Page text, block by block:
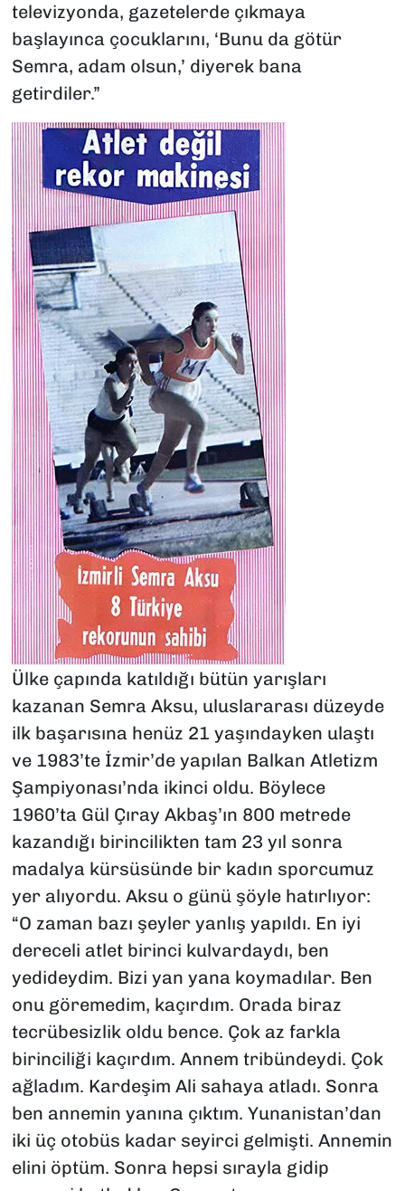
televizyonda, gazetelerde çıkmaya
başlayınca çocuklarını, ‘Bunu da götür
Semra, adam olsun,’ diyerek bana
getirdiler.”
Ülke çapında katıldığı bütün yarışları
kazanan Semra Aksu, uluslararası düzeyde
ilk başarısına henüz 21 yaşındayken ulaştı
ve 1983’te İzmir’de yapılan Balkan Atletizm
Şampiyonası’nda ikinci oldu. Böylece
1960’ta Gül Çıray Akbaş’ın 800 metrede
kazandığı birincilikten tam 23 yıl sonra
madalya kürsüsünde bir kadın sporcumuz
yer alıyordu. Aksu o günü şöyle hatırlıyor:
“O zaman bazı şeyler yanlış yapıldı. En iyi
dereceli atlet birinci kulvardaydı, ben
yedideydim. Bizi yan yana koymadılar. Ben
onu göremedim, kaçırdım. Orada biraz
tecrübesizlik oldu bence. Çok az farkla
birinciliği kaçırdım. Annem tribündeydi. Çok
ağladım. Kardeşim Ali sahaya atladı. Sonra
ben annemin yanına çıktım. Yunanistan’dan
iki üç otobüs kadar seyirci gelmişti. Annemin
elini öptüm. Sonra hepsi sırayla gidip